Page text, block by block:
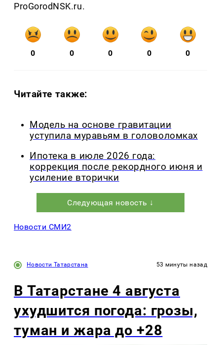
ProGorodNSK.ru.
0 0 0 0 0
Читайте также:
Модель на основе гравитации
уступила муравьям в головоломках
Ипотека в июле 2026 года:
коррекция после рекордного июня и
усиление вторички
Следующая новость ↓
Новости СМИ2
Новости Татарстана 53 минуты назад
В Татарстане 4 августа
ухудшится погода: грозы,
туман и жара до +28